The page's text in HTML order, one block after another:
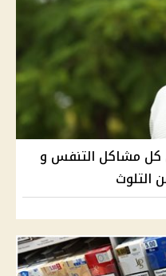
كل مشاكل التنفس و
التلوث